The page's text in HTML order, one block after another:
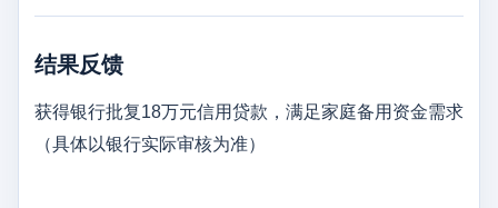
结果反馈
获得银行批复18万元信用贷款，满足家庭备用资金需求
（具体以银行实际审核为准）